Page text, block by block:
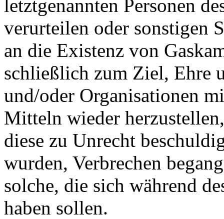
letztgenannten Personen
verurteilen oder sonstigen
an die Existenz von
schließlich zum Ziel, Ehre
und/oder Organisationen
Mitteln wieder
diese zu Unrecht
wurden, Verbrechen
solche, die sich während
haben sollen.